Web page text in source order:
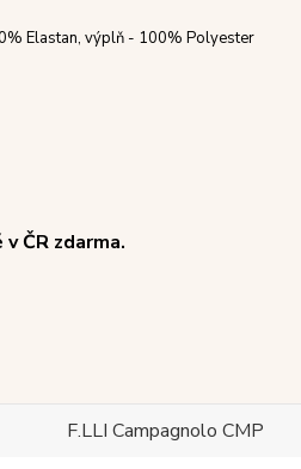
Elastan, výplň - 100% Polyester
ČR zdarma.
F.LLI Campagnolo CMP